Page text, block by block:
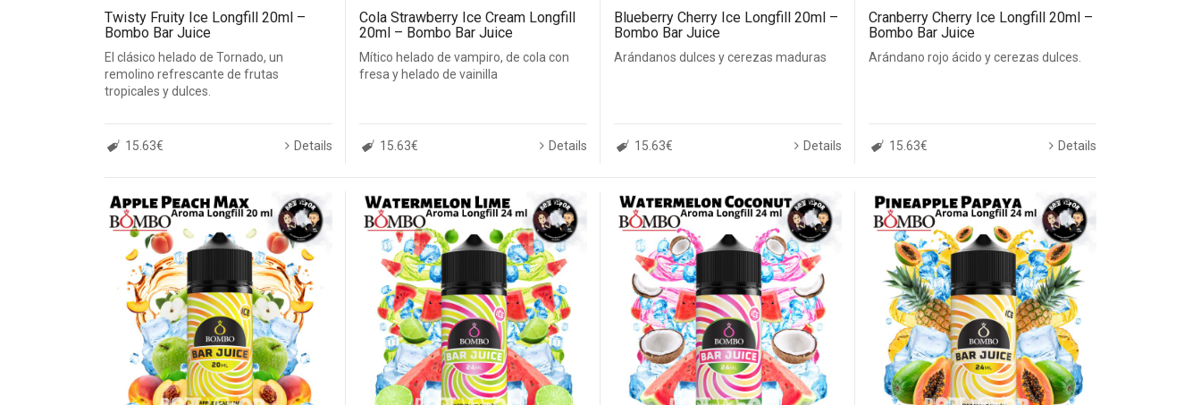
Twisty Fruity Ice Longfill 20ml –
Bombo Bar Juice
El clásico helado de Tornado, un
remolino refrescante de frutas
tropicales y dulces.
15.63€ Details
Cola Strawberry Ice Cream Longfill
20ml – Bombo Bar Juice
Mítico helado de vampiro, de cola con
fresa y helado de vainilla
15.63€ Details
Blueberry Cherry Ice Longfill 20ml –
Bombo Bar Juice
Arándanos dulces y cerezas maduras
15.63€ Details
Cranberry Cherry Ice Longfill 20ml –
Bombo Bar Juice
Arándano rojo ácido y cerezas dulces.
15.63€ Details